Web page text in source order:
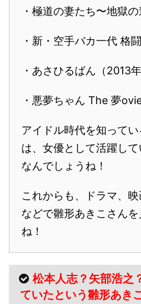
・極道の妻たち〜地獄
・新・空手バカ一代 格
・あさひるばん（2013年
・悪夢ちゃん The 夢
アイドル時代を知って
は、女優として活躍し
なんでしょうね！
これからも、ドラマ、
などで雛形あきこさん
ね！
松本人志？矢部浩之
ていたという雛形あき